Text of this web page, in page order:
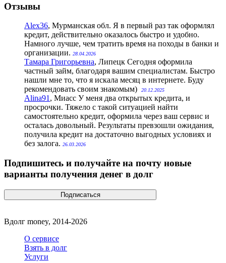
Отзывы
Alex36, Мурманская обл. Я в первый раз так оформлял
кредит, действительно оказалось быстро и удобно.
Намного лучше, чем тратить время на походы в банки и
организации. 28.04.2026
Тамара Григорьевна, Липецк Сегодня оформила
частный займ, благодаря вашим специалистам. Быстро
нашли мне то, что я искала месяц в интернете. Буду
рекомендовать своим знакомым)
20.12.2025
Alina91, Миасс У меня два открытых кредита, и
просрочки. Тяжело с такой ситуацией найти
самостоятельно кредит, оформила через ваш сервис и
осталась довольный. Результаты превзошли ожидания,
получила кредит на достаточно выгодных условиях и
без залога. 26.03.2026
Подпишитесь и получайте на почту новые
варианты получения денег в долг
Вдолг money, 2014-2026
О сервисе
Взять в долг
Услуги